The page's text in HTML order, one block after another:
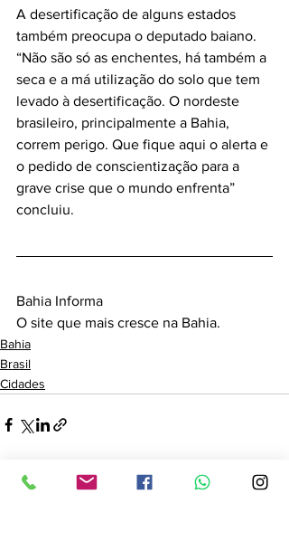
A desertificação de alguns estados
também preocupa o deputado baiano.
“Não são só as enchentes, há também a
seca e a má utilização do solo que tem
levado à desertificação. O nordeste
brasileiro, principalmente a Bahia,
correm perigo. Que fique aqui o alerta e
o pedido de conscientização para a
grave crise que o mundo enfrenta”
concluiu.
Bahia Informa
O site que mais cresce na Bahia.
Bahia
Brasil
Cidades
Posts recentes Ver tudo